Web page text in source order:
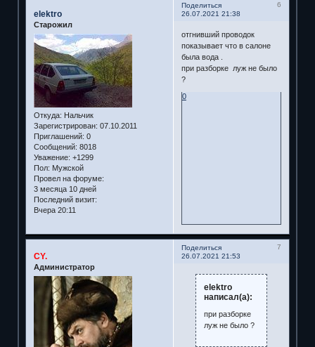
Поделиться
6
26.07.2021 21:38
elektro
Старожил
Откуда: Нальчик
Зарегистрирован: 07.10.2011
Приглашений: 0
Сообщений: 8018
Уважение: +1299
Пол: Мужской
Провел на форуме:
3 месяца 10 дней
Последний визит:
Вчера 20:11
отгнивший проводок
показывает что в салоне
была вода .
при разборке луж не было
?
0
Поделиться
7
26.07.2021 21:53
CY.
Администратор
elektro
написал(а):
при разборке
луж не было ?